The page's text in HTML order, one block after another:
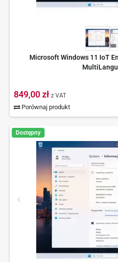
Microsoft Windows 11 IoT
849,00 zł z VAT
Porównaj produkt
Dostępny